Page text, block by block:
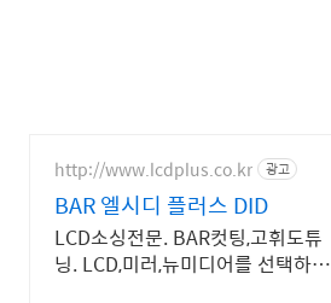
http://www.lcdplus.co.kr 광고
BAR 엘시디 플러스 DID
LCD소싱전문. BAR컷팅,고휘도튜
닝. LCD,미러,뉴미디어를 선택하여